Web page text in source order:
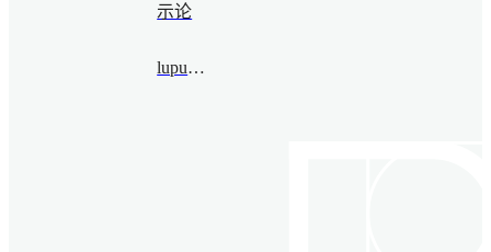
示论
lupucezar@bimsa.cn